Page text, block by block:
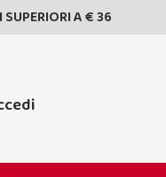
SUPERIORI A € 36